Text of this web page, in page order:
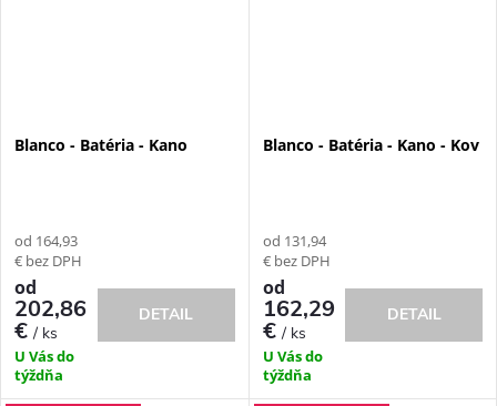
Blanco - Batéria - Kano
od 164,93
€ bez DPH
od
202,86
€/ ks
U Vás do
týždňa
DETAIL
Blanco - Batéria - Kano - Kov
od 131,94
€ bez DPH
od
162,29
€/ ks
U Vás do
týždňa
DETAIL